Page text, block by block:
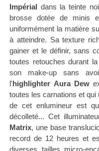
Impérial dans la teinte
brosse dotée de minis
uniformément la matière
à atteindre. Sa texture
gainer et le définir, sans
toutes retouches durant la
son make-up sans
l'highlighter Aura Dew
toutes les carnations et
de cet enlumineur est
décolleté... Cet
Matrix, une base
record de 12 heures et
diverses tailles micro-